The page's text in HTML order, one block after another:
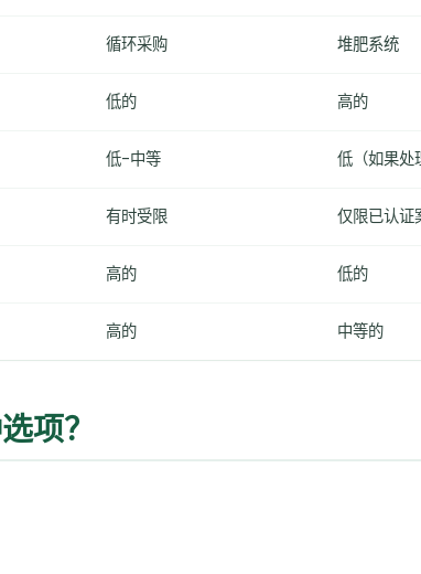
循环采购 堆肥系统
低的 高的
低-中等 低（如果处
有时受限 仅限已认证
高的 低的
高的 中等的
项？